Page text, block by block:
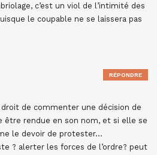
c’est un viol de l’intimité des
le coupable ne se laissera pas
droit de commenter une décision de
être rendue en son nom, et si elle se
le devoir de protester…
? alerter les forces de l’ordre? peut
RÉPONDRE